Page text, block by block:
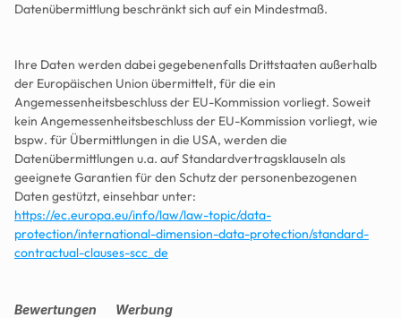
Datenübermittlung beschränkt sich auf ein Mindestmaß.
Ihre Daten werden dabei gegebenenfalls Drittstaaten außerhalb
der Europäischen Union übermittelt, für die ein
Angemessenheitsbeschluss der EU-Kommission vorliegt. Soweit
kein Angemessenheitsbeschluss der EU-Kommission vorliegt, wie
bspw. für Übermittlungen in die USA, werden die
Datenübermittlungen u.a. auf Standardvertragsklauseln als
geeignete Garantien für den Schutz der personenbezogenen
https://ec.europa.eu/info/law/law-topic/data-
protection/international-dimension-data-protection/standard-
contractual-clauses-scc_de
Bewertungen       Werbung